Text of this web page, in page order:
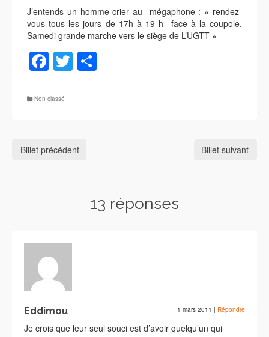
J’entends un homme crier au mégaphone : « rendez-
vous tous les jours de 17h à 19 h face à la coupole.
Samedi grande marche vers le siège de L’UGTT »
Facebook
Twitter
Non classé
Billet précédent Billet suivant
13 réponses
Eddimou 1 mars 2011 | Répondre
Je crois que leur seul souci est d’avoir quelqu’un qui